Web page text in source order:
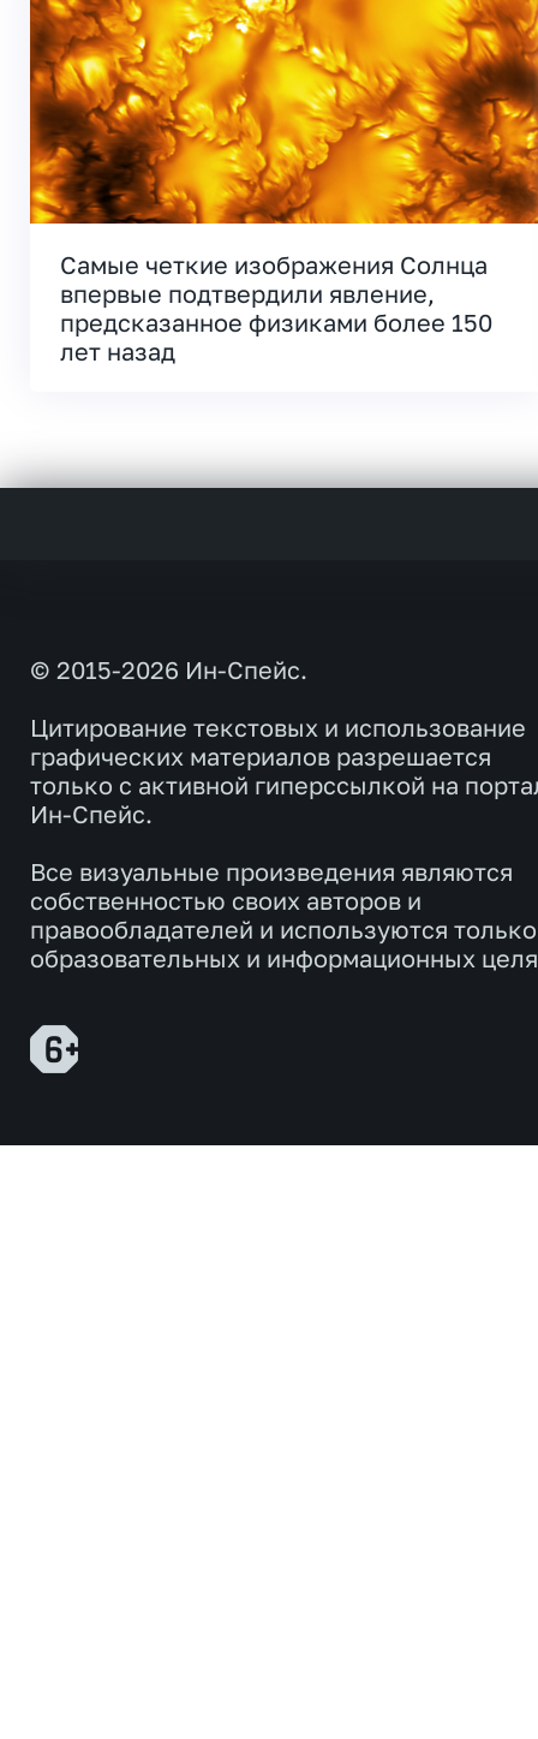
Самые четкие изображения Солнца
впервые подтвердили явление,
предсказанное физиками более 150
лет назад
© 2015-2026 Ин-Спейс.
Цитирование текстовых и использование
графических материалов разрешается
только с активной гиперссылкой на
Ин-Спейс.
Все визуальные произведения являются
собственностью своих авторов и
правообладателей и используются
образовательных и информационных